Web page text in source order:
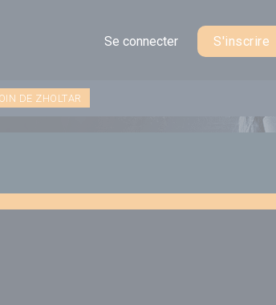
Se connecter S'inscrire
DE ZHOLTAR